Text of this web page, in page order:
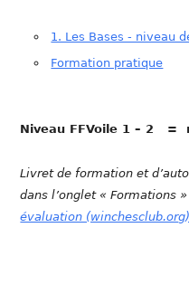
1. Les Bases - niveau
Formation pratique
Niveau FFVoile 1 – 2 =
Livret de formation et
dans l’onglet « Formations
évaluation (winchesclub.org)